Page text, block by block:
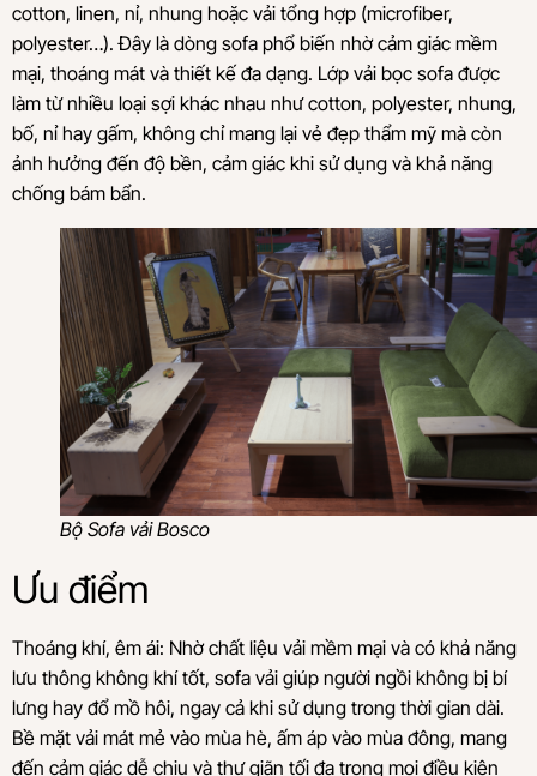
cotton, linen, nỉ, nhung hoặc vải tổng hợp (microfiber,
polyester…). Đây là dòng sofa phổ biến nhờ cảm giác mềm
mại, thoáng mát và thiết kế đa dạng. Lớp vải bọc sofa được
làm từ nhiều loại sợi khác nhau như cotton, polyester, nhung,
bố, nỉ hay gấm, không chỉ mang lại vẻ đẹp thẩm mỹ mà còn
ảnh hưởng đến độ bền, cảm giác khi sử dụng và khả năng
chống bám bẩn.
Bộ Sofa vải Bosco
Ưu điểm
Thoáng khí, êm ái: Nhờ chất liệu vải mềm mại và có khả năng
lưu thông không khí tốt, sofa vải giúp người ngồi không bị bí
lưng hay đổ mồ hôi, ngay cả khi sử dụng trong thời gian dài.
Bề mặt vải mát mẻ vào mùa hè, ấm áp vào mùa đông, mang
đến cảm giác dễ chịu và thư giãn tối đa trong mọi điều kiện